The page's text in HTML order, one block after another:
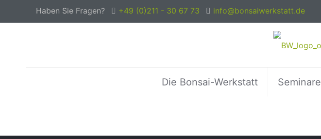
Haben Sie Fragen? +49 (0)211 - 30 67 73 info@bonsaiwerkstatt.de
Die Bonsai-Werkstatt Seminare